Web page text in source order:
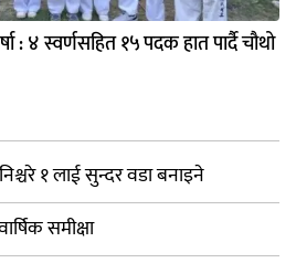
: ४ स्वर्णसहित १५ पदक हात पार्दै चौथो
१ लाई सुन्दर वडा बनाइने
समीक्षा